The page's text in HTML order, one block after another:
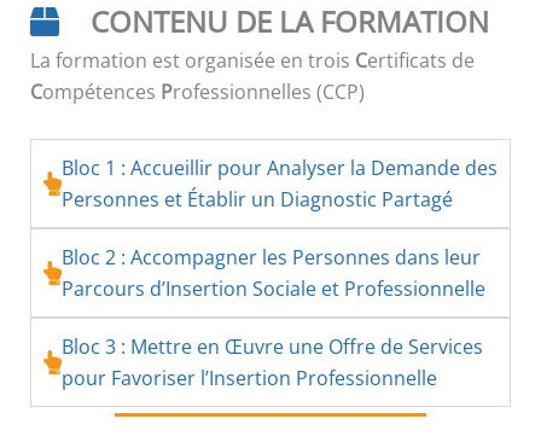
CONTENU DE LA FORMATION
La formation est organisée en trois Certificats de
Compétences Professionnelles (CCP)
Bloc 1 : Accueillir pour Analyser la Demande des
Personnes et Établir un Diagnostic Partagé
Bloc 2 : Accompagner les Personnes dans leur
Parcours d’Insertion Sociale et Professionnelle
Bloc 3 : Mettre en Œuvre une Offre de Services
pour Favoriser l’Insertion Professionnelle